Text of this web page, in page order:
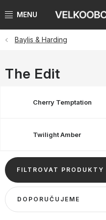
na
NAŠE ZNAČKY
PŘEDPRODEJ VÁNOCE 2026
VÝPRODEJ SKLADU AŽ -50 %
KATALOGY
Baylis & Harding
The Edit
Cherry Temptation
Twilight Amber
FILTROVAT PRODUKTY
V
ý
p
i
Ř
a
DOPORUČUJEME